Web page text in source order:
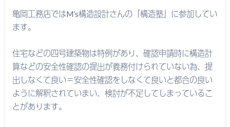
亀岡工務店ではM’s構造設計さんの「構造塾」に参加してい
ます。
住宅などの四号建築物は特例があり、確認申請時に構造計
算などの安全性確認の提出が義務付けられていない為、提
出しなくて良い＝安全性確認をしなくて良いと都合の良い
ように解釈されていまい、検討が不足してしまっているこ
とがあります。